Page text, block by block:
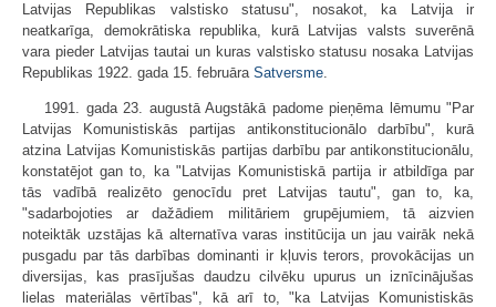
Latvijas Republikas valstisko statusu", nosakot, ka Latvija ir
neatkarīga, demokrātiska republika, kurā Latvijas valsts suverēnā
vara pieder Latvijas tautai un kuras valstisko statusu nosaka Latvijas
Republikas 1922. gada 15. februāra Satversme.
1991. gada 23. augustā Augstākā padome pieņēma lēmumu "Par
Latvijas Komunistiskās partijas antikonstitucionālo darbību", kurā
atzina Latvijas Komunistiskās partijas darbību par antikonstitucionālu,
konstatējot gan to, ka "Latvijas Komunistiskā partija ir atbildīga par
tās vadībā realizēto genocīdu pret Latvijas tautu", gan to, ka,
"sadarbojoties ar dažādiem militāriem grupējumiem, tā aizvien
noteiktāk uzstājas kā alternatīva varas institūcija un jau vairāk nekā
pusgadu par tās darbības dominanti ir kļuvis terors, provokācijas un
diversijas, kas prasījušas daudzu cilvēku upurus un iznīcinājušas
lielas materiālas vērtības", kā arī to, "ka Latvijas Komunistiskās